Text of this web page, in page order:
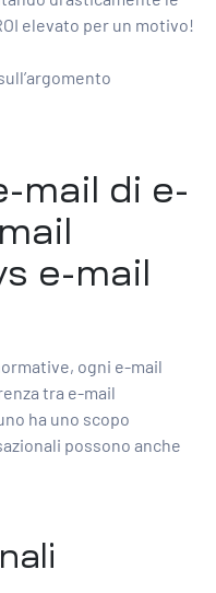
elevato per un motivo!
mail di e-
e-mail
ogni e-mail
tra e-mail
ha uno scopo
possono anche